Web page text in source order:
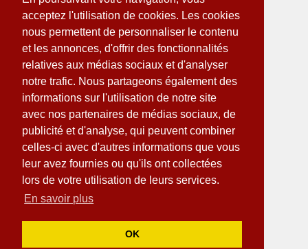
acceptez l'utilisation de cookies. Les cookies
nous permettent de personnaliser le contenu
et les annonces, d'offrir des fonctionnalités
relatives aux médias sociaux et d'analyser
notre trafic. Nous partageons également des
informations sur l'utilisation de notre site
avec nos partenaires de médias sociaux, de
publicité et d'analyse, qui peuvent combiner
celles-ci avec d'autres informations que vous
leur avez fournies ou qu'ils ont collectées
lors de votre utilisation de leurs services.
En savoir plus
OK